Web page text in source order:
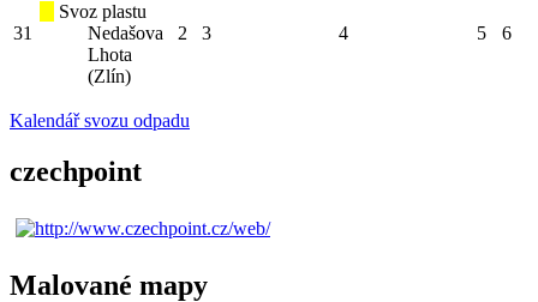
31
Svoz plastu
Nedašova
Lhota
(Zlín)
2 3 4 5 6
Kalendář svozu odpadu
czechpoint
Malované mapy